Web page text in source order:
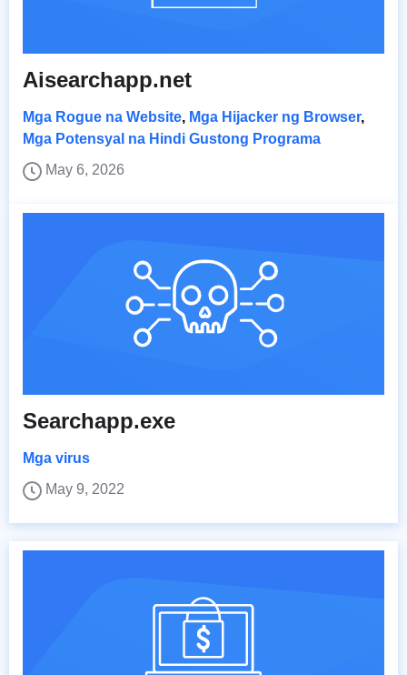
Aisearchapp.net
Mga Rogue na Website, Mga Hijacker ng Browser,
Mga Potensyal na Hindi Gustong Programa
May 6, 2026
Searchapp.exe
Mga virus
May 9, 2022